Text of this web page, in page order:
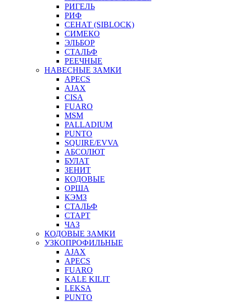
РИГЕЛЬ
РИФ
СЕНАТ (SIBLOCK)
СИМЕКО
ЭЛЬБОР
СТАЛЬФ
РЕЕЧНЫЕ
НАВЕСНЫЕ ЗАМКИ
APECS
AJAX
CISA
FUARO
MSM
PALLADIUM
PUNTO
SQUIRE/EVVA
АБСОЛЮТ
БУЛАТ
ЗЕНИТ
КОДОВЫЕ
ОРША
КЭМЗ
СТАЛЬФ
СТАРТ
ЧАЗ
КОДОВЫЕ ЗАМКИ
УЗКОПРОФИЛЬНЫЕ
AJAX
APECS
FUARO
KALE KILIT
LEKSA
PUNTO